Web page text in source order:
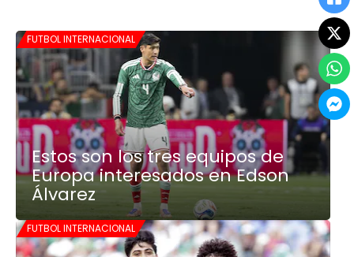
FUTBOL INTERNACIONAL
Estos son los tres equipos de
Europa interesados en Edson
Álvarez
FUTBOL INTERNACIONAL